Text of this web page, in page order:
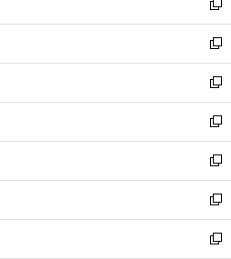
く
ド
ウ
で
開
く
ィ
ン
ド
ウ
で
開
く
い
ウ
ィ
ン
ド
ウ
で
開
く
新
し
い
ウ
ィ
ン
ド
ウ
で
開
く
新
し
い
ウ
ィ
ン
ド
ウ
で
開
く
新
し
い
ウ
ィ
ン
ド
ウ
で
新
し
い
ウ
ィ
ン
ド
新
し
い
ウ
ィ
新
し
い
新